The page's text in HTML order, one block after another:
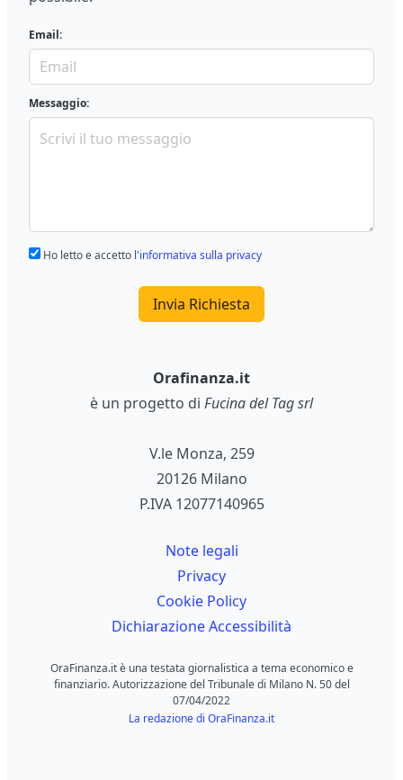
Email:
Messaggio:
Ho letto e accetto l'informativa sulla privacy
Invia Richiesta
Orafinanza.it
è un progetto di Fucina del Tag srl
V.le Monza, 259
20126 Milano
P.IVA 12077140965
Note legali
Privacy
Cookie Policy
Dichiarazione Accessibilità
OraFinanza.it è una testata giornalistica a tema economico e
finanziario. Autorizzazione del Tribunale di Milano N. 50 del
07/04/2022
La redazione di OraFinanza.it